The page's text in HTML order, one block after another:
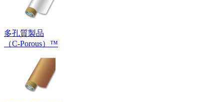
多孔質製品
（C-Porous）™